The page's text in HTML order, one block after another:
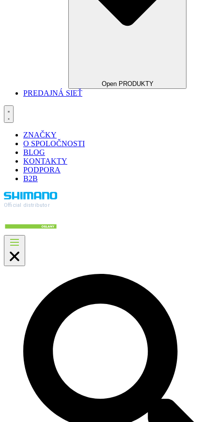
Open PRODUKTY
PREDAJNÁ SIEŤ
ZNAČKY
O SPOLOČNOSTI
BLOG
KONTAKTY
PODPORA
B2B
Official distributor